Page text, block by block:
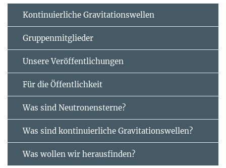
Kontinuierliche Gravitationswellen
Gruppenmitglieder
Unsere Veröffentlichungen
Für die Öffentlichkeit
Was sind Neutronensterne?
Was sind kontinuierliche Gravitationswellen?
Was wollen wir herausfinden?